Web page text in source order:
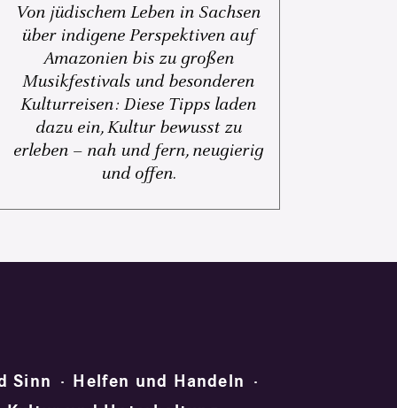
Von jüdischem Leben in Sachsen
über indigene Perspektiven auf
Amazonien bis zu großen
Musikfestivals und besonderen
Kulturreisen: Diese Tipps laden
dazu ein, Kultur bewusst zu
erleben – nah und fern, neugierig
und offen.
Sinn
Helfen und Handeln